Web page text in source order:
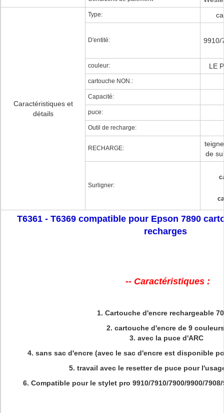
Caractéristiques et
détails
Type:
D'entité: 9910/
couleur: LE
cartouche NON.:
Capacité:
puce:
Outil de recharge:
RECHARGE:
de
Surligner:
T6361 - T6369 compatible pour Epson 7890
recharges
-- Caractéristiques :
1. Cartouche d'encre rechargeable
2. cartouche d'encre de 9
3. avec la puce d'ARC
4. sans sac d'encre (avec le sac d'encre est disponible
5. travail avec le resetter de puce pour
6. Compatible pour le stylet pro 9910/7910/7900/9900/